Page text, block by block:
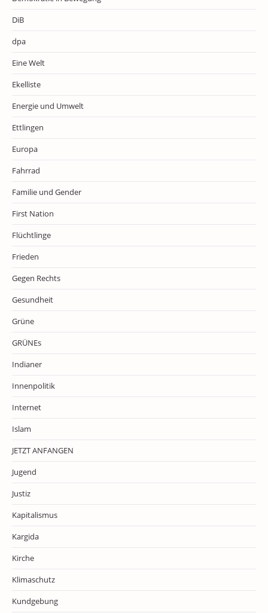
DiB
dpa
Eine Welt
Ekelliste
Energie und Umwelt
Ettlingen
Europa
Fahrrad
Familie und Gender
First Nation
Flüchtlinge
Frieden
Gegen Rechts
Gesundheit
Grüne
GRÜNEs
Indianer
Innenpolitik
Internet
Islam
JETZT ANFANGEN
Jugend
Justiz
Kapitalismus
Kargida
Kirche
Klimaschutz
Kundgebung